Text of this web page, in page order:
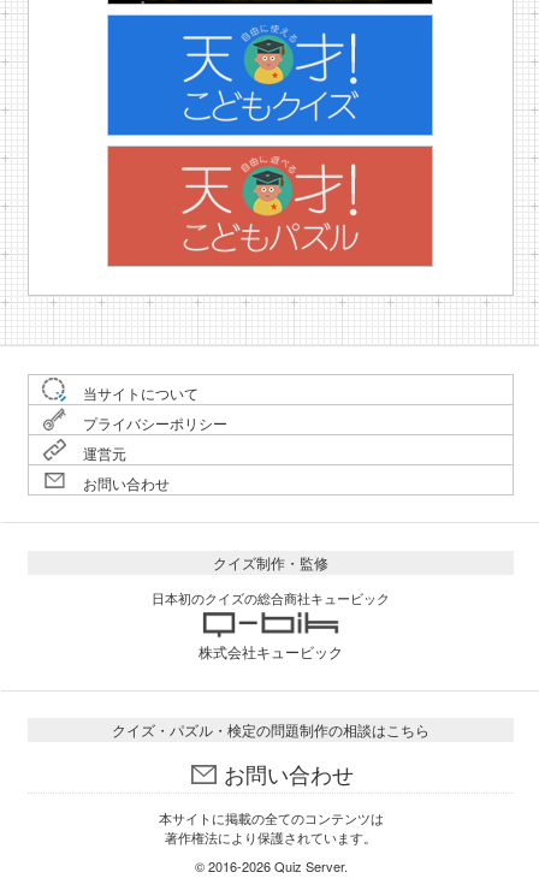
当サイトについて
プライバシーポリシー
運営元
お問い合わせ
クイズ制作・監修
日本初のクイズの総合商社キュービック
株式会社キュービック
クイズ・パズル・検定の問題制作の相談はこちら
お問い合わせ
本サイトに掲載の全てのコンテンツは
著作権法により保護されています。
© 2016-2026Quiz Server.